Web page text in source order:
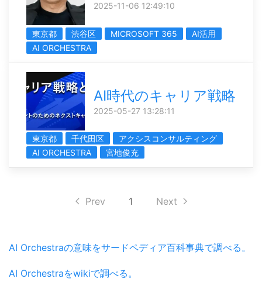
2025-11-06 12:49:10
東京都 渋谷区 MICROSOFT 365
AI活用
AI ORCHESTRA
AI時代のキャリア戦略
2025-05-27 13:28:11
東京都 千代田区
アクシスコンサルティング
AI ORCHESTRA
宮地俊充
Prev 1 Next
AI Orchestraの意味をサードペディア百科事典で調べる。
AI Orchestraをwikiで調べる。